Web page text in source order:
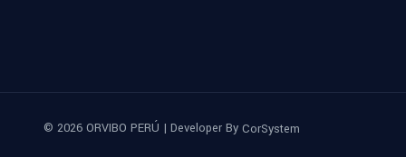
© 2026 ORVIBO PERÚ | Developer By CorSystem